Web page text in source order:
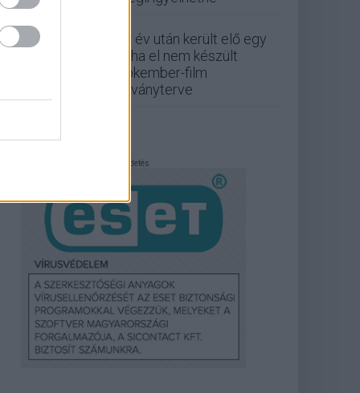
13 év után került elő egy
soha el nem készült
Pókember-film
látványterve
Hirdetés